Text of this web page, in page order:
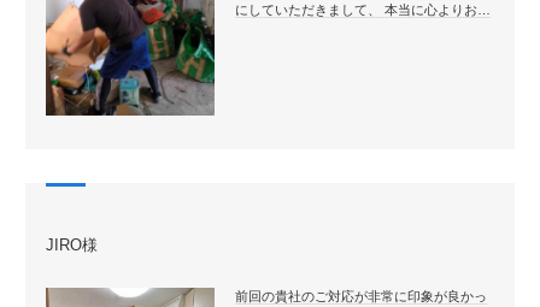
にしていただきまして、 本当に心よりお…
JIRO様
前回の貴社のご対応が非常に印象が良かっ